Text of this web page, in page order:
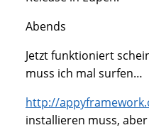
Abends
Jetzt funktioniert
muss ich mal surfen…
http://
installieren muss,